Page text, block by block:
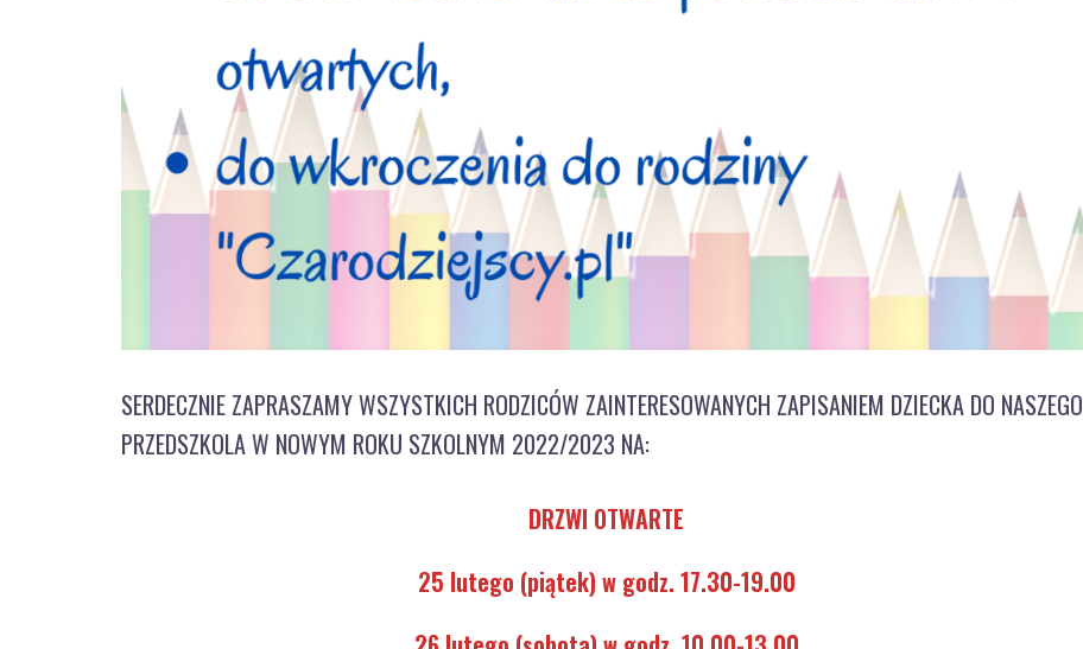
SERDECZNIE ZAPRASZAMY WSZYSTKICH RODZICÓW ZAINTERESOWANYCH ZAPISANIEM DZIECKA DO NASZEGO
PRZEDSZKOLA W NOWYM ROKU SZKOLNYM 2022/2023 NA:
DRZWI OTWARTE
25 lutego (piątek) w godz. 17.30-19.00